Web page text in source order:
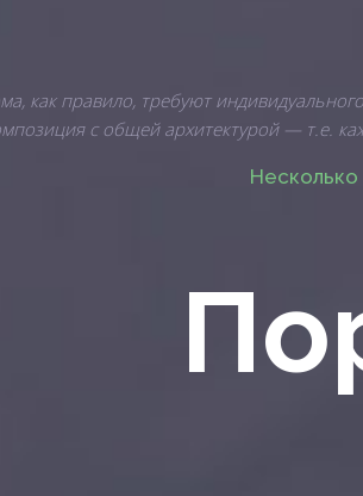
как правило, требуют
с общей архитектурой — т.е.